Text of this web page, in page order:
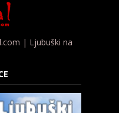
| Ljubuški na